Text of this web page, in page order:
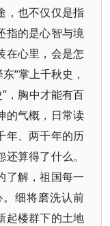
，也不仅仅是指
指的是心智与境
在心里，会是怎
“掌上千秋史，
，胸中才能有百
的气概，日常读
年、两千年的历
算得了什么。
了解，祖国每一
细将磨洗认前
起楼群下的土地